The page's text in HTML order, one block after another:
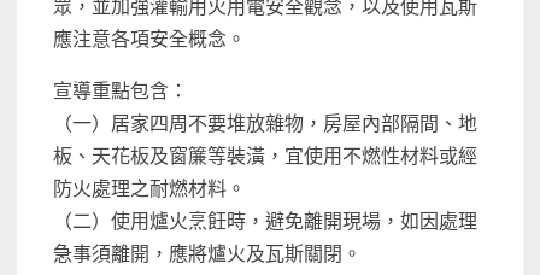
眾，並加強灌輸用火用電安全觀念，以及使用瓦斯
應注意各項安全概念。
宣導重點包含：
（一）居家四周不要堆放雜物，房屋內部隔間、地
板、天花板及窗簾等裝潢，宜使用不燃性材料或經
防火處理之耐燃材料。
（二）使用爐火烹飪時，避免離開現場，如因處理
急事須離開，應將爐火及瓦斯關閉。